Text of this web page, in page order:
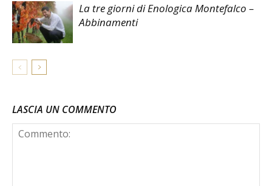
La tre giorni di Enologica Montefalco –
Abbinamenti
LASCIA UN COMMENTO